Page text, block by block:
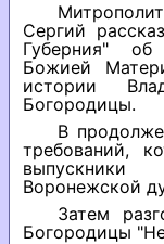
Сергий
Губерния"
Божией
истории
Богородицы.
В
требований,
Воронежской
Затем
Богородицы